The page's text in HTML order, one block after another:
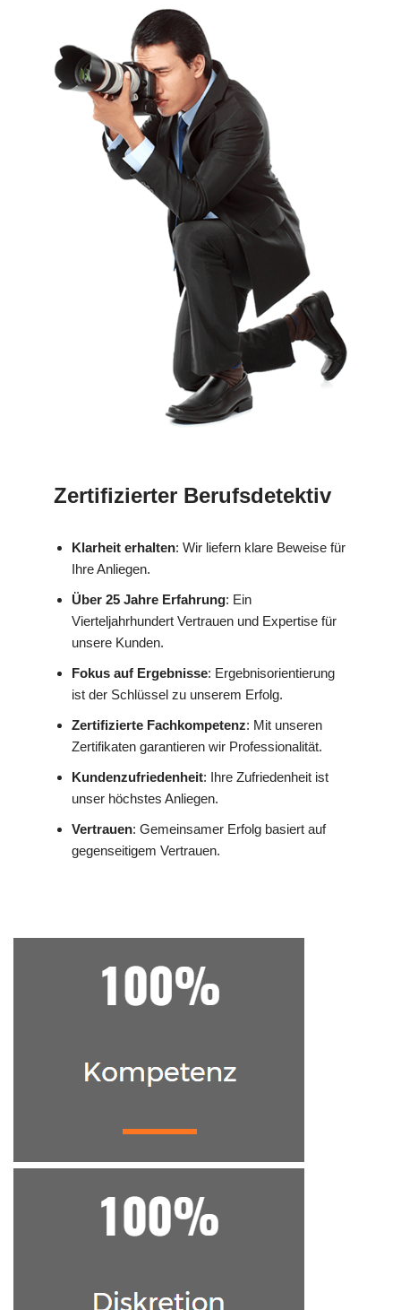
Zertifizierter Berufsdetektiv
Klarheit erhalten: Wir liefern klare Beweise für
Ihre Anliegen.
Über 25 Jahre Erfahrung: Ein
Vierteljahrhundert Vertrauen und Expertise für
unsere Kunden.
Fokus auf Ergebnisse: Ergebnisorientierung
ist der Schlüssel zu unserem Erfolg.
Zertifizierte Fachkompetenz: Mit unseren
Zertifikaten garantieren wir Professionalität.
Kundenzufriedenheit: Ihre Zufriedenheit ist
unser höchstes Anliegen.
Vertrauen: Gemeinsamer Erfolg basiert auf
gegenseitigem Vertrauen.